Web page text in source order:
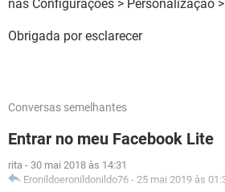
nas Configurações > Personalização
Obrigada por esclarecer
Conversas semelhantes
Entrar no meu Facebook Lite
rita - 30 mai 2018 às 14:31
Eronildoeronildonildo76 - 25 mai 2019 às